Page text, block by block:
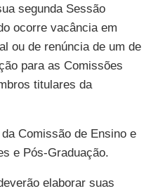
segunda Sessão
ocorre vacância em
ou de renúncia de um de
para as Comissões
titulares da
Comissão de Ensino e
e Pós-Graduação.
elaborar suas